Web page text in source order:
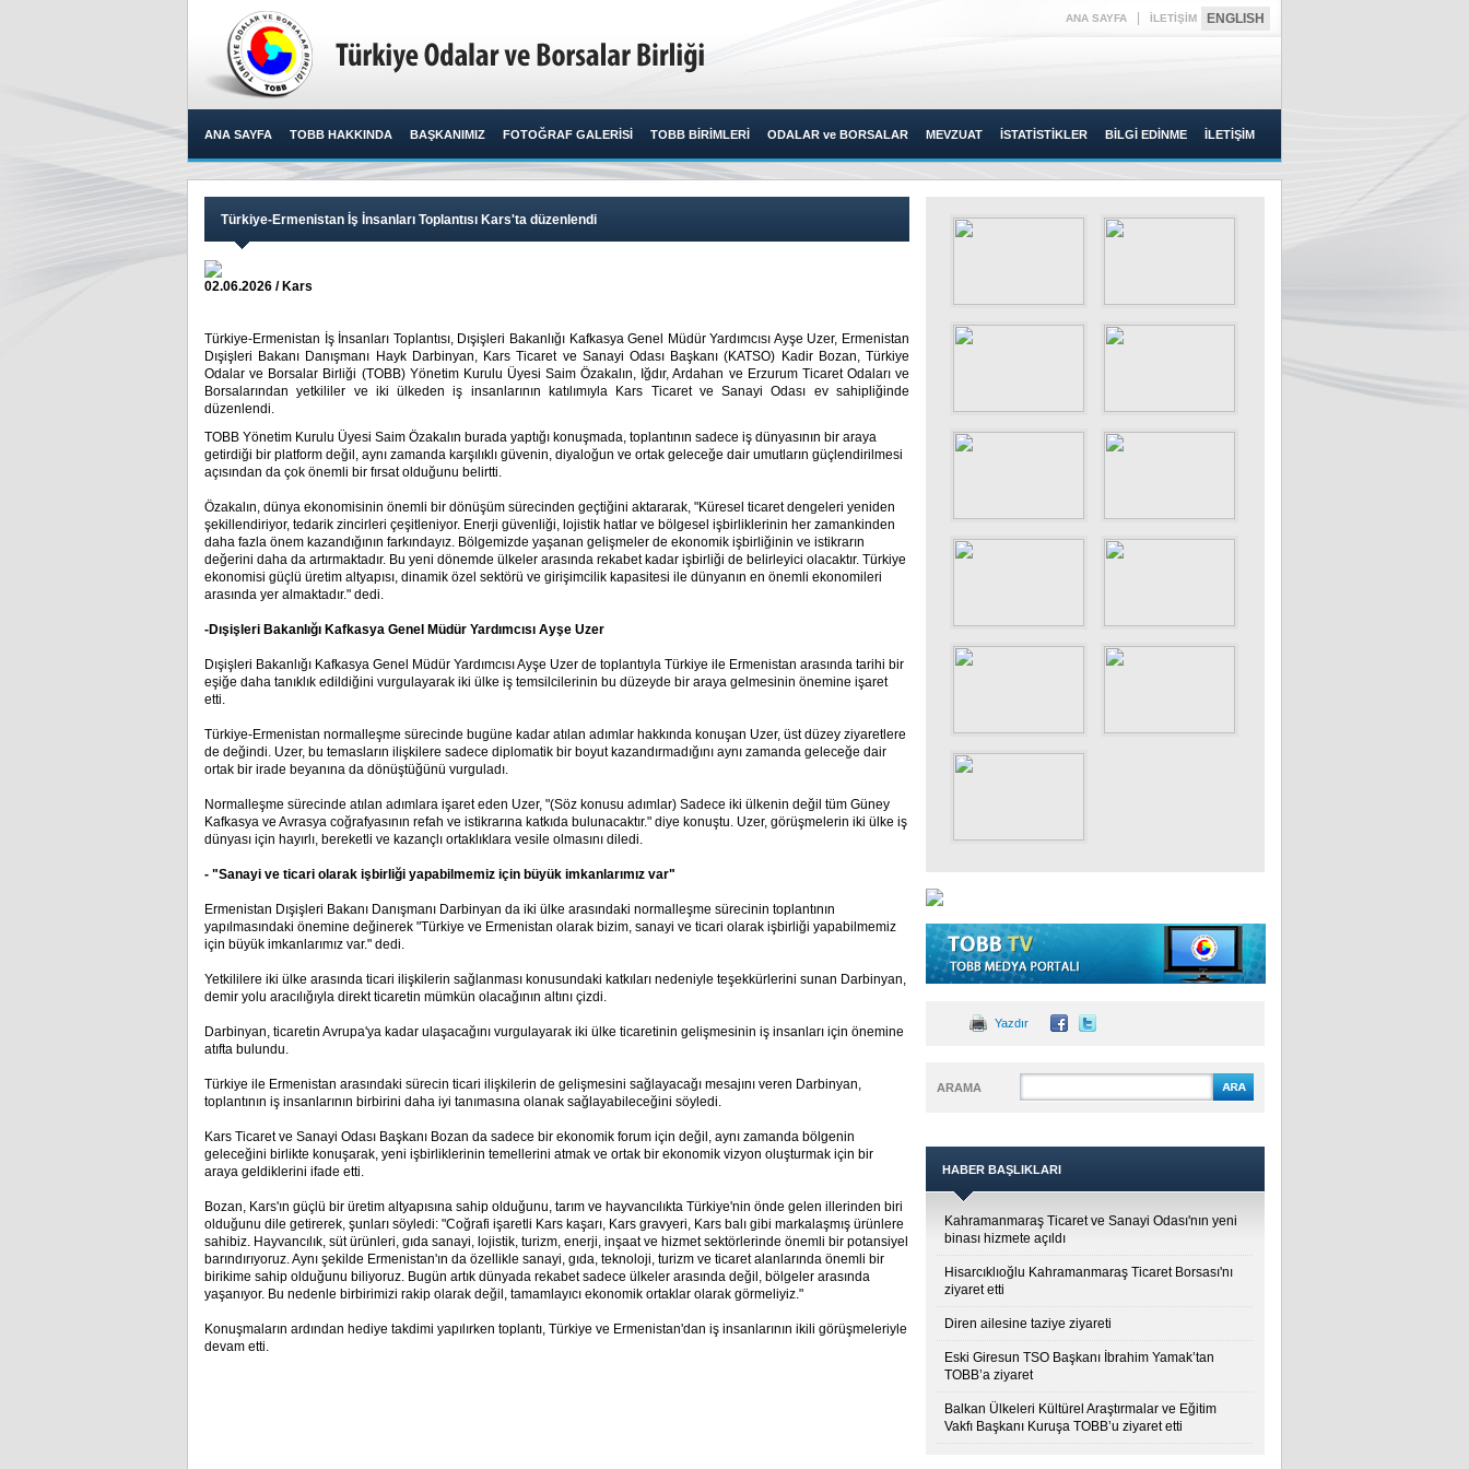
ANA SAYFA İLETİŞİM ENGLISH
ANA SAYFA TOBB HAKKINDA BAŞKANIMIZ FOTOĞRAF GALERİSİ TOBB BİRİMLERİ ODALAR ve BORSALAR MEVZUAT İSTATİSTİKLER BİLGİ EDİNME İLETİŞİM
Türkiye-Ermenistan İş İnsanları Toplantısı Kars'ta düzenlendi
02.06.2026 / Kars
Türkiye-Ermenistan İş İnsanları Toplantısı, Dışişleri Bakanlığı Kafkasya Genel Müdür Yardımcısı Ayşe Uzer, Ermenistan
Dışişleri Bakanı Danışmanı Hayk Darbinyan, Kars Ticaret ve Sanayi Odası Başkanı (KATSO) Kadir Bozan, Türkiye
Odalar ve Borsalar Birliği (TOBB) Yönetim Kurulu Üyesi Saim Özakalın, Iğdır, Ardahan ve Erzurum Ticaret Odaları ve
Borsalarından yetkililer ve iki ülkeden iş insanlarının katılımıyla Kars Ticaret ve Sanayi Odası ev sahipliğinde
düzenlendi.​
TOBB Yönetim Kurulu Üyesi Saim Özakalın burada yaptığı konuşmada, toplantının sadece iş dünyasının bir araya
getirdiği bir platform değil, aynı zamanda karşılıklı güvenin, diyaloğun ve ortak geleceğe dair umutların güçlendirilmesi
açısından da çok önemli bir fırsat olduğunu belirtti.
Özakalın, dünya ekonomisinin önemli bir dönüşüm sürecinden geçtiğini aktararak, "Küresel ticaret dengeleri yeniden
şekillendiriyor, tedarik zincirleri çeşitleniyor. Enerji güvenliği, lojistik hatlar ve bölgesel işbirliklerinin her zamankinden
daha fazla önem kazandığının farkındayız. Bölgemizde yaşanan gelişmeler de ekonomik işbirliğinin ve istikrarın
değerini daha da artırmaktadır. Bu yeni dönemde ülkeler arasında rekabet kadar işbirliği de belirleyici olacaktır. Türkiye
ekonomisi güçlü üretim altyapısı, dinamik özel sektörü ve girişimcilik kapasitesi ile dünyanın en önemli ekonomileri
arasında yer almaktadır." dedi.
-Dışişleri Bakanlığı Kafkasya Genel Müdür Yardımcısı Ayşe Uzer
Dışişleri Bakanlığı Kafkasya Genel Müdür Yardımcısı Ayşe Uzer de toplantıyla Türkiye ile Ermenistan arasında tarihi bir
eşiğe daha tanıklık edildiğini vurgulayarak iki ülke iş temsilcilerinin bu düzeyde bir araya gelmesinin önemine işaret
etti.
Türkiye-Ermenistan normalleşme sürecinde bugüne kadar atılan adımlar hakkında konuşan Uzer, üst düzey ziyaretlere
de değindi. Uzer, bu temasların ilişkilere sadece diplomatik bir boyut kazandırmadığını aynı zamanda geleceğe dair
ortak bir irade beyanına da dönüştüğünü vurguladı.
Normalleşme sürecinde atılan adımlara işaret eden Uzer, "(Söz konusu adımlar) Sadece iki ülkenin değil tüm Güney
Kafkasya ve Avrasya coğrafyasının refah ve istikrarına katkıda bulunacaktır." diye konuştu. Uzer, görüşmelerin iki ülke iş
dünyası için hayırlı, bereketli ve kazançlı ortaklıklara vesile olmasını diledi.
- "Sanayi ve ticari olarak işbirliği yapabilmemiz için büyük imkanlarımız var"
Ermenistan Dışişleri Bakanı Danışmanı Darbinyan da iki ülke arasındaki normalleşme sürecinin toplantının
yapılmasındaki önemine değinerek "Türkiye ve Ermenistan olarak bizim, sanayi ve ticari olarak işbirliği yapabilmemiz
için büyük imkanlarımız var." dedi.
Yetkililere iki ülke arasında ticari ilişkilerin sağlanması konusundaki katkıları nedeniyle teşekkürlerini sunan Darbinyan,
demir yolu aracılığıyla direkt ticaretin mümkün olacağının altını çizdi.
Darbinyan, ticaretin Avrupa'ya kadar ulaşacağını vurgulayarak iki ülke ticaretinin gelişmesinin iş insanları için önemine
atıfta bulundu.
Türkiye ile Ermenistan arasındaki sürecin ticari ilişkilerin de gelişmesini sağlayacağı mesajını veren Darbinyan,
toplantının iş insanlarının birbirini daha iyi tanımasına olanak sağlayabileceğini söyledi.
Kars Ticaret ve Sanayi Odası Başkanı Bozan da sadece bir ekonomik forum için değil, aynı zamanda bölgenin
geleceğini birlikte konuşarak, yeni işbirliklerinin temellerini atmak ve ortak bir ekonomik vizyon oluşturmak için bir
araya geldiklerini ifade etti.
Bozan, Kars'ın güçlü bir üretim altyapısına sahip olduğunu, tarım ve hayvancılıkta Türkiye'nin önde gelen illerinden biri
olduğunu dile getirerek, şunları söyledi: "Coğrafi işaretli Kars kaşarı, Kars gravyeri, Kars balı gibi markalaşmış ürünlere
sahibiz. Hayvancılık, süt ürünleri, gıda sanayi, lojistik, turizm, enerji, inşaat ve hizmet sektörlerinde önemli bir potansiyel
barındırıyoruz. Aynı şekilde Ermenistan'ın da özellikle sanayi, gıda, teknoloji, turizm ve ticaret alanlarında önemli bir
birikime sahip olduğunu biliyoruz. Bugün artık dünyada rekabet sadece ülkeler arasında değil, bölgeler arasında
yaşanıyor. Bu nedenle birbirimizi rakip olarak değil, tamamlayıcı ekonomik ortaklar olarak görmeliyiz."
Konuşmaların ardından hediye takdimi yapılırken toplantı, Türkiye ve Ermenistan'dan iş insanlarının ikili görüşmeleriyle
devam etti.
Yazdır
ARAMA
HABER BAŞLIKLARI
Kahramanmaraş Ticaret ve Sanayi Odası'nın yeni
binası hizmete açıldı
Hisarcıklıoğlu Kahramanmaraş Ticaret Borsası'nı
ziyaret etti
Diren ailesine taziye ziyareti
Eski Giresun TSO Başkanı İbrahim Yamak’tan
TOBB’a ziyaret
Balkan Ülkeleri Kültürel Araştırmalar ve Eğitim
Vakfı Başkanı Kuruşa TOBB’u ziyaret etti